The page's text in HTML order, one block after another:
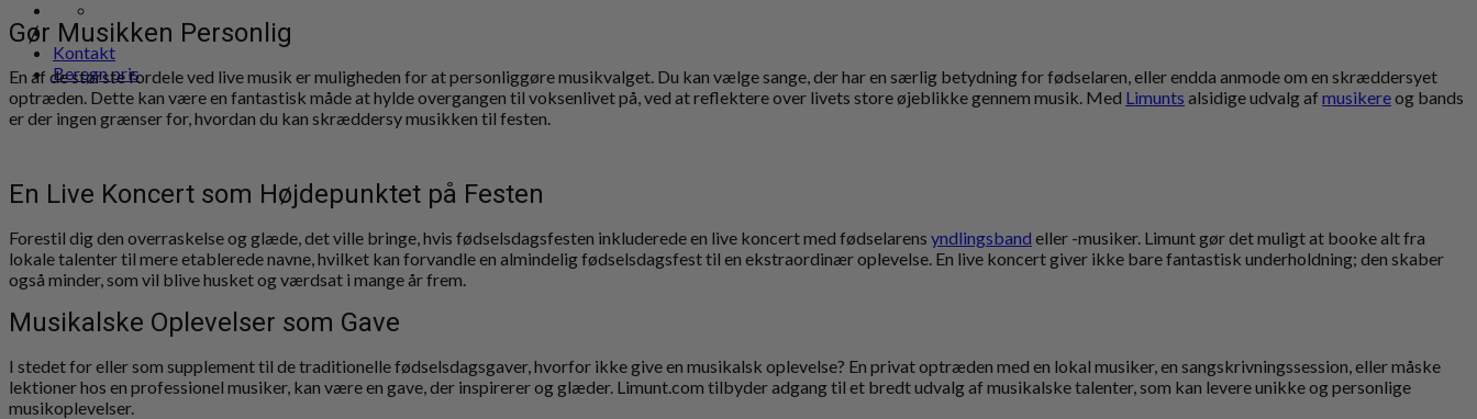
Kontakt
Beregn pris
Gør Musikken Personlig
En af de største fordele ved live musik er muligheden for at personliggøre musikvalget. Du kan vælge sange, der har en særlig betydning for fødselaren, eller endda anmode om en skræddersyet
optræden. Dette kan være en fantastisk måde at hylde overgangen til voksenlivet på, ved at reflektere over livets store øjeblikke gennem musik. Med Limunts alsidige udvalg af musikereog bands
er der ingen grænser for, hvordan du kan skræddersy musikken til festen.
En Live Koncert som Højdepunktet på Festen
Forestil dig den overraskelse og glæde, det ville bringe, hvis fødselsdagsfesten inkluderede en live koncert med fødselarens yndlingsband eller -musiker. Limunt gør det muligt at booke alt fra
lokale talenter til mere etablerede navne, hvilket kan forvandle en almindelig fødselsdagsfest til en ekstraordinær oplevelse. En live koncert giver ikke bare fantastisk underholdning; den skaber
også minder, som vil blive husket og værdsat i mange år frem.
Musikalske Oplevelser som Gave
I stedet for eller som supplement til de traditionelle fødselsdagsgaver, hvorfor ikke give en musikalsk oplevelse? En privat optræden med en lokal musiker, en sangskrivningssession, eller måske
lektioner hos en professionel musiker, kan være en gave, der inspirerer og glæder. Limunt.com tilbyder adgang til et bredt udvalg af musikalske talenter, som kan levere unikke og personlige
musikoplevelser.